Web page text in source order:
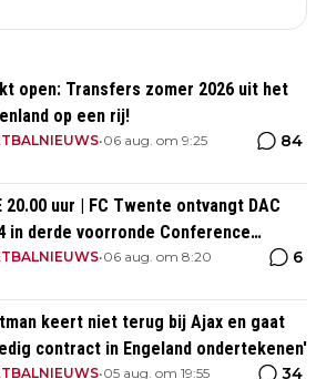
open: Transfers zomer 2026 uit het
op een rij!
•06 aug. om 9:25 84
20.00 uur | FC Twente ontvangt DAC
in derde voorronde Conference
•06 aug. om 8:20 6
keert niet terug bij Ajax en gaat
contract in Engeland ondertekenen'
•05 aug. om 19:55 34